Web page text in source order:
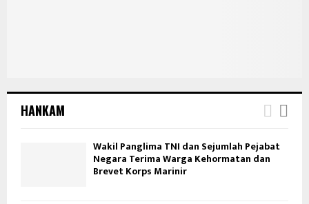
HANKAM
Wakil Panglima TNI dan Sejumlah Pejabat
Negara Terima Warga Kehormatan dan
Brevet Korps Marinir